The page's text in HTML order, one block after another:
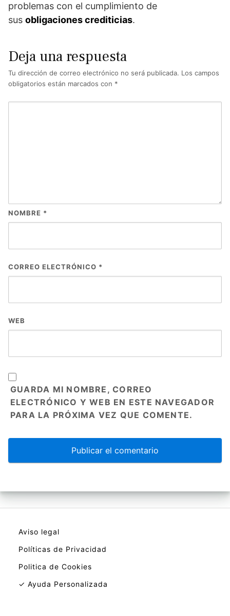
problemas con el cumplimiento de
sus obligaciones crediticias.
Deja una respuesta
Tu dirección de correo electrónico no será publicada. Los campos
obligatorios están marcados con *
NOMBRE *
CORREO ELECTRÓNICO *
WEB
GUARDA MI NOMBRE, CORREO
ELECTRÓNICO Y WEB EN ESTE NAVEGADOR
PARA LA PRÓXIMA VEZ QUE COMENTE.
Aviso legal
Políticas de Privacidad
Politica de Cookies
✓ Ayuda Personalizada